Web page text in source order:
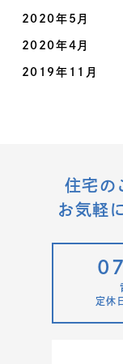
2020年5月
2020年4月
2019年11月
住宅の
お気軽
定休